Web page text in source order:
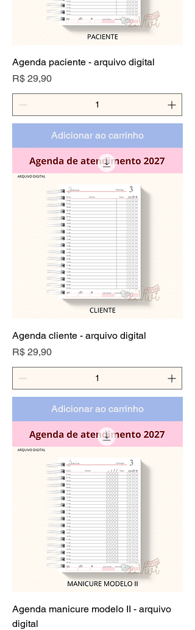
Agenda paciente - arquivo digital
Preço
R$ 29,90
Adicionar ao carrinho
Agenda cliente - arquivo digital
Preço
R$ 29,90
Adicionar ao carrinho
Agenda manicure modelo II - arquivo
digital